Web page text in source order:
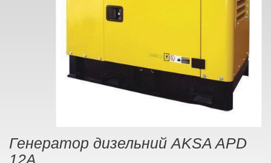
Генератор дизельний AKSA APD
12А